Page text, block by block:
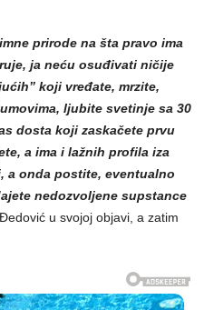
prirode na šta pravo ima
ja neću osuđivati ničije
koji vređate, mrzite,
ljubite svetinje sa 30
dosta koji zaskačete prvu
a ima i lažnih profila iza
a onda postite, eventualno
nedozvoljene supstance
u svojoj objavi, a zatim